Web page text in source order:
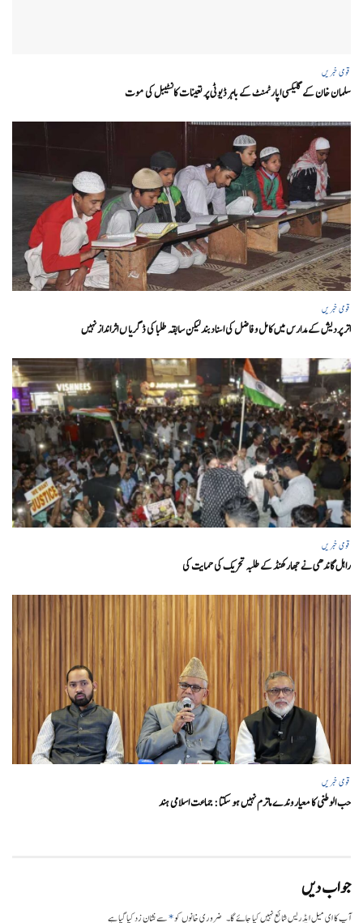
قومی خبریں
سلمان خان کے گلیکسی اپارٹمنٹ کے باہر ڈیوٹی پر تعینات کانسٹیبل کی موت
قومی خبریں
اتر پردیش کےمدارس میں کامل و فاضل کی اسناد بند لیکن سابقہ طلبا کی ڈگریا ں اثرانداز نہیں
قومی خبریں
راہل گاندھی نے جھارکھنڈ کے طلبہ تحریک کی حمایت کی
قومی خبریں
حب الوطنی کا معیار وندے ماترم نہیں ہو سکتا : جماعت اسلامی ہند
جواب دیں
آپ کا ای میل ایڈریس شائع نہیں کیا جائے گا۔ ضروری خانوں کو*سے نشان زد کیا گیا ہے